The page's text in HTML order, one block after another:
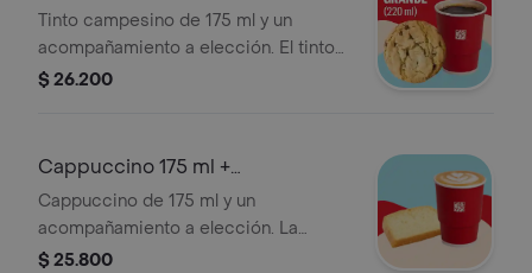
Acompañamiento
Tinto campesino de 175 ml y un
acompañamiento a elección. El tinto
contiene panela, canela y clavos.
$ 26.200
Cappuccino 175 ml +
Acompañamiento
Cappuccino de 175 ml y un
acompañamiento a elección. La
presentación del Cappuccino puede
$ 25.800